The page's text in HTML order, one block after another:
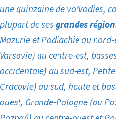
une quinzaine de voïvodies,
plupart de sesgrandes
Mazurie et Podlachie au
Varsovie) au centre-est,
occidentale) au sud-est,
Cracovie) au sud, haute et
ouest, Grande-Pologne (ou